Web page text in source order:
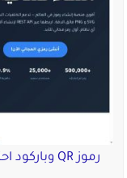
رموز QR وباركود احترافية. بلا قيود. بلا انتهاء صلاحية. للأبد.